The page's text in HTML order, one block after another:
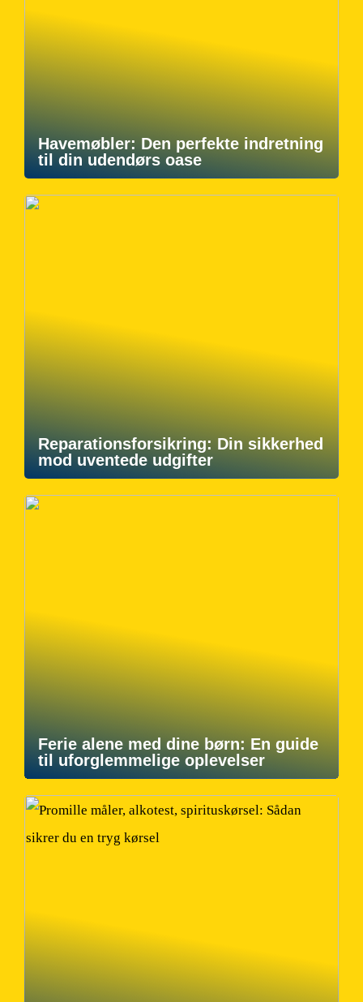
Havemøbler: Den perfekte indretning
til din udendørs oase
Reparationsforsikring: Din sikkerhed
mod uventede udgifter
Ferie alene med dine børn: En guide
til uforglemmelige oplevelser